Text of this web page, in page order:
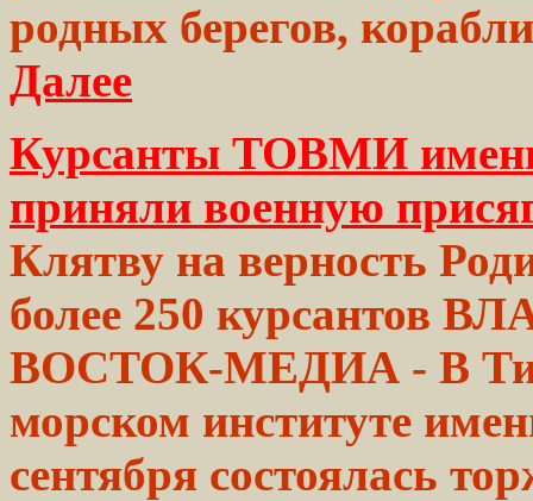
родных берегов,
Далее
Курсанты ТОВМИ
приняли военную
Клятву на верность
более 250 курсантов
ВОСТОК-МЕДИА - В
морском институте
сентября состоялась